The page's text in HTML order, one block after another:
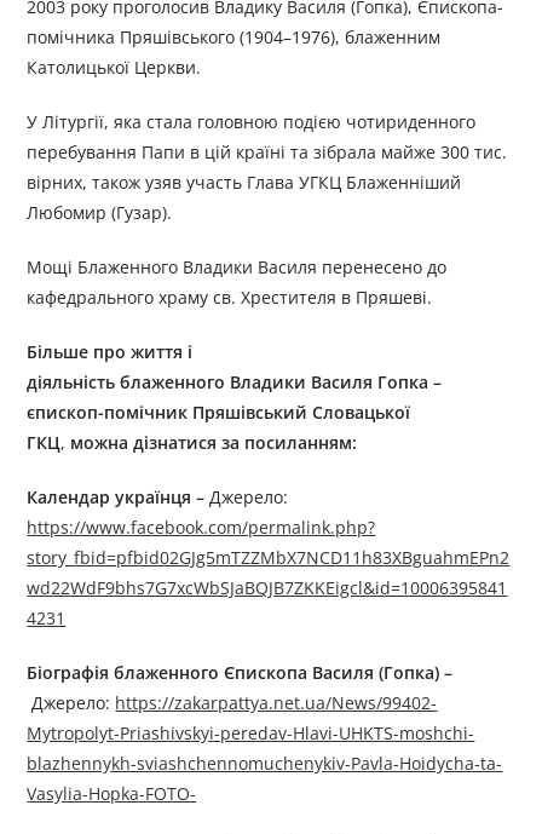
2003 року проголосив Владику Василя (Гопка), Єпископа-
помічника Пряшівського (1904–1976), блаженним
Католицької Церкви.
У Літургії, яка стала головною подією чотириденного
перебування Папи в цій країні та зібрала майже 300 тис.
вірних, також узяв участь Глава УГКЦ Блаженніший
Любомир (Гузар).
Мощі Блаженного Владики Василя перенесено до
кафедрального храму св. Хрестителя в Пряшеві.
Більше про життя і
діяльність блаженного Владики Василя Гопка –
єпископ-помічник Пряшівський Словацької
ГКЦ, можна дізнатися за посиланням:
Календар українця – Джерелo:
https://www.facebook.com/permalink.php?
story_fbid=pfbid02GJg5mTZZMbX7NCD11h83XBguahmEPn2
wd22WdF9bhs7G7xcWbSJaBQJB7ZKKEigcl&id=10006395841
4231
Біографія блаженного Єпископа Василя (Гопка) –
Джерелo: https://zakarpattya.net.ua/News/99402-
Mytropolyt-Priashivskyi-peredav-Hlavi-UHKTS-moshchi-
blazhennykh-sviashchennomuchenykiv-Pavla-Hoidycha-ta-
Vasylia-Hopka-FOTO-